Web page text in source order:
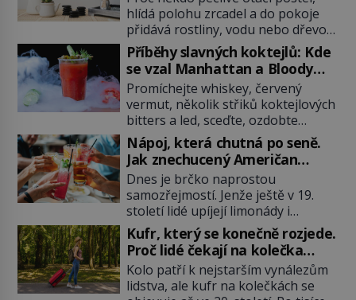
hlídá polohu zrcadel a do pokoje
přidává rostliny, vodu nebo dřevo?
Feng šuej tvrdí, že domov není jen
soubor zdí a nábytku. Je to prostor,
kterým proudí energie čchi a jeho
uspořádání může ovlivňovat, jak se
v něm člověk cítí. Feng šuej má
kořeny ve staré Číně a jeho historie
[…]
Příběhy slavných koktejlů: Kde
se vzal Manhattan a Bloody
Mary?
Promíchejte whiskey, červený
vermut, několik střiků koktejlových
bitters a led, sceďte, ozdobte
koktejlovou třešinkou a tadá…
Manhattan je tu! A pokud to má být
skutečně on, dejte si pozor, ať
místo klasické americké rye
whiskey či klidně bourbonu
nepoužijete skotskou whisku. Co
se stane? Inu, koktejl bude stále
skvělý, ale už to nebude
Manhattan ale […]
Nápoj, která chutná po seně.
Jak znechucený Američan
vymyslel brčko
Dnes je brčko naprostou
samozřejmostí. Jenže ještě v 19.
století lidé upíjejí limonády i
koktejly dutými stébly žita nebo
žitné slámy. Fungují sice dobře,
mají ale jednu nepříjemnou
vlastnost po chvíli se rozmáčejí a
nápoji dodávají travnatou příchuť.
Kufr, který se konečně rozjede.
Proč lidé čekají na kolečka
téměř pět tisíc let?
Kolo patří k nejstarším vynálezům
lidstva, ale kufr na kolečkách se